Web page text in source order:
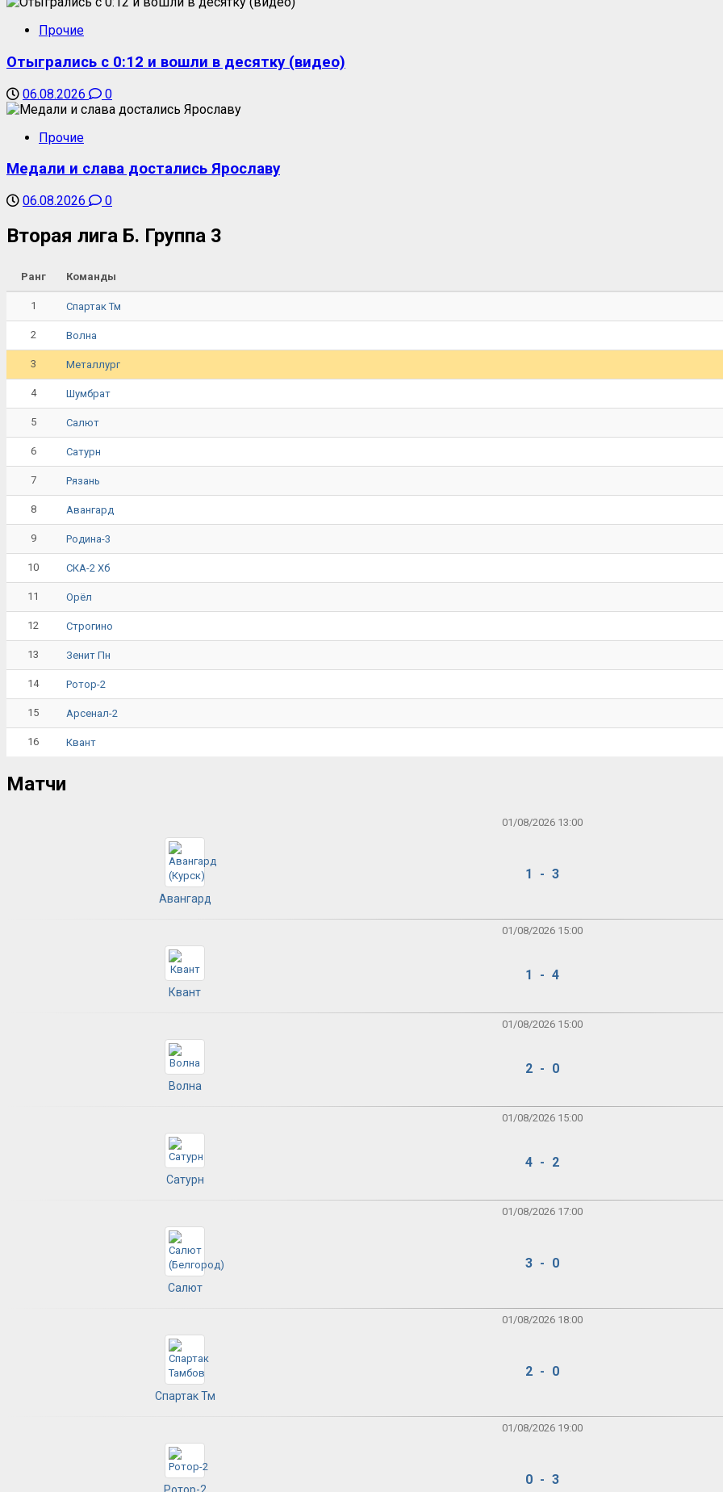
Прочие
Отыгрались с 0:12 и вошли в десятку (видео)
06.08.2026 0
Прочие
Медали и слава достались Ярославу
06.08.2026 0
Вторая лига Б. Группа 3
Ранг Команды
1 Спартак Тм
2 Волна
3 Металлург
4 Шумбрат
5 Салют
6 Сатурн
7 Рязань
8 Авангард
9 Родина-3
10 СКА-2 Хб
11 Орёл
12 Строгино
13 Зенит Пн
14 Ротор-2
15 Арсенал-2
16 Квант
Матчи
01/08/2026 13:00
Авангард
1 - 3
01/08/2026 15:00
Квант
1 - 4
01/08/2026 15:00
Волна
2 - 0
01/08/2026 15:00
Сатурн
4 - 2
01/08/2026 17:00
Салют
3 - 0
01/08/2026 18:00
Спартак Тм
2 - 0
01/08/2026 19:00
Ротор-2
0 - 3